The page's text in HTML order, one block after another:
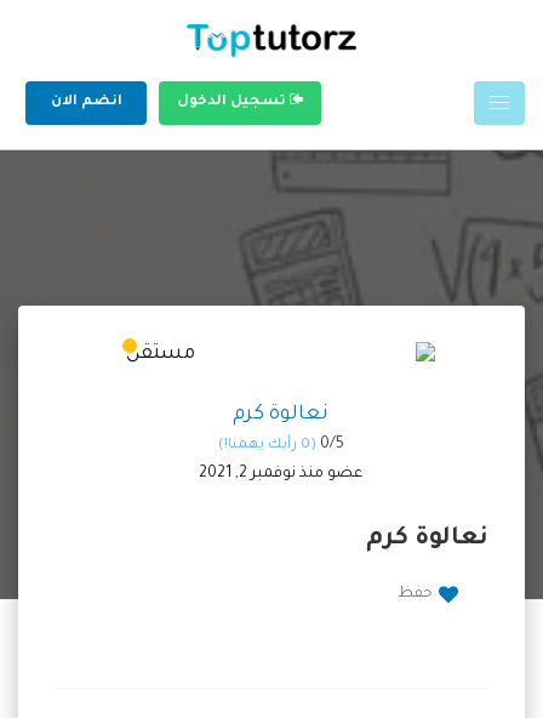
تسجيل الدخول انضم الان
نعالوة كرم
0/5 (0 رأيك يهمنا!)
عضو منذ نوفمبر 2, 2021
نعالوة كرم
حفظ